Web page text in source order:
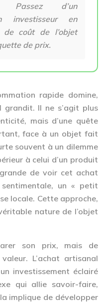
d’un
investisseur en
coût de l’objet
de prix.
rapide domine,
grandit. Il ne s’agit plus
mais d’une quête
face à un objet fait
souvent à un dilemme
à celui d’un produit
de voir cet achat
un « petit
locale. Cette approche,
nature de l’objet
son prix, mais de
L’achat artisanal
investissement éclairé
qui allie savoir-faire,
implique de développer